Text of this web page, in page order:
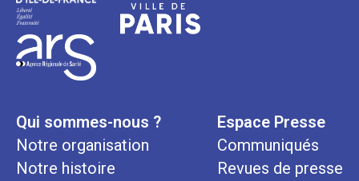
Qui sommes-nous ?
Notre organisation
Notre histoire
Espace Presse
Communiqués
Revues de presse